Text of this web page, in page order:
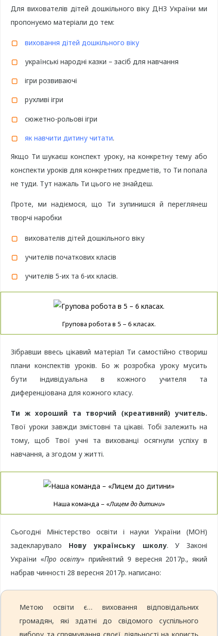
Для вихователів дітей дошкільного віку ДНЗ України ми
пропонуємо матеріали до тем:
виховання дітей дошкільного віку
українські народні казки – засіб для навчання
ігри розвиваючі
рухливі ігри
сюжетно-рольові ігри
як навчити дитину читати.
Якщо Ти шукаєш конспект уроку, на конкретну тему або
конспекти уроків для конкретних предметів, то Ти попала
не туди. Тут нажаль Ти цього не знайдеш.
Проте, ми надіємося, що Ти зупинишся й переглянеш
творчі наробки
вихователів дітей дошкільного віку
учителів початкових класів
учителів 5-их та 6-их класів.
Групова робота в 5 – 6 класах.
Зібравши ввесь цікавий матеріал Ти самостійно створиш
плани конспектів уроків. Бо ж розробка уроку мусить
бути індивідуальна в кожного учителя та
диференціована для кожного класу.
Ти ж хороший та творчий (креативний) учитель.
Твої уроки завжди змістовні та цікаві. Тобі залежить на
тому, щоб Твої учні та вихованці осягнули успіху в
навчання, а згодом у житті.
Наша команда – «Лицем до дитини»
Сьогодні Міністерство освіти і науки України (МОН)
задекларувало Нову українську школу. У Законі
України «Про освіту» прийнятий 9 вересня 2017р., який
набрав чинності 28 вересня 2017р. написано:
Метою освіти є… виховання відповідальних
громадян, які здатні до свідомого суспільного